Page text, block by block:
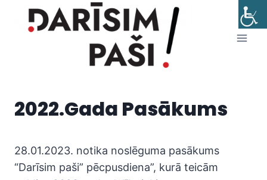
2022.gada Pasākums
28.01.2023. notika noslēguma pasākums
“Darīsim paši” pēcpusdiena”, kurā teicām